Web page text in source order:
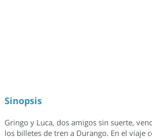
Sinopsis
Gringo y Luca, dos amigos sin suerte,
los billetes de tren a Durango. En el viaje